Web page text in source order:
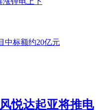
中标额约20亿元
悦达起亚将推电